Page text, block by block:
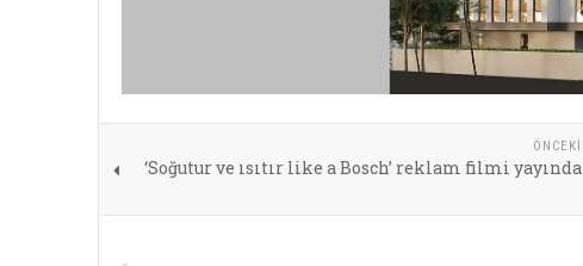
ÖNCEKI
‘Soğutur ve ısıtır like a Bosch’ reklam filmi yayında